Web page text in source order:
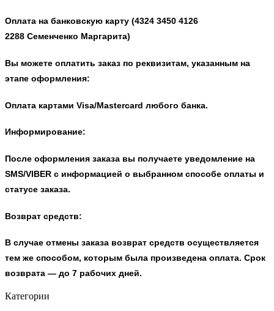
Оплата на банковскую карту (4324 3450 4126
2288 Семенченко Маргарита)
Вы можете оплатить заказ по реквизитам, указанным на
этапе оформления:
Оплата картами Visa/Mastercard любого банка.
Информирование:
После оформления заказа вы получаете уведомление на
SMS/VIBER с информацией о выбранном способе оплаты и
статусе заказа.
Возврат средств:
В случае отмены заказа возврат средств осуществляется
тем же способом, которым была произведена оплата. Срок
возврата — до 7 рабочих дней.
Категории